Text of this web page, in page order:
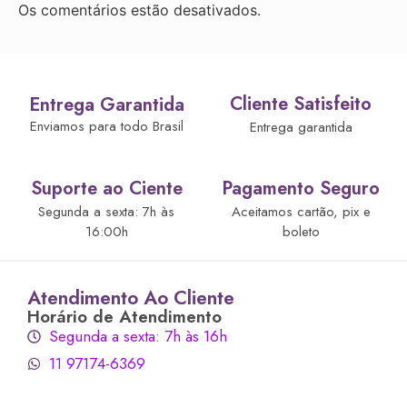
Os comentários estão desativados.
Entrega Garantida
Enviamos para todo Brasil
Cliente Satisfeito
Entrega garantida
Suporte ao Ciente
Segunda a sexta: 7h às
16:00h
Pagamento Seguro
Aceitamos cartão, pix e
boleto
Atendimento Ao Cliente
Horário de Atendimento
Segunda a sexta: 7h às 16h
11 97174-6369